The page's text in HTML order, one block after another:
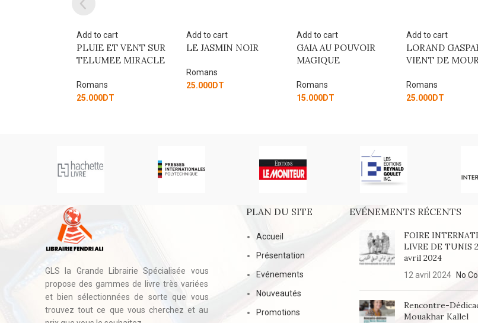
Add to cart
LE JASMIN NOIR
25.000DT
Add to cart
GAIA AU POUVOIR
Romans
Add to cart
LORAND GASPAR
VIENT DE MOURIR
Romans
25.000DT
Add to cart
DES AILES AU
18.500DT
GLS la Grande Librairie Spécialisée vous
propose des gammes de livre très variées
et bien sélectionnées de sorte que vous
trouvez tout ce que vous cherchez et au
PLAN DU SITE
Accueil
Présentation
Evénements
Nouveautés
Promotions
EVÉNEMENTS RÉCENTS
FOIRE
LIVRE DE TUNIS
avril 2024
12 avril 2024 No
Rencontre-
Mouakhar Kallel